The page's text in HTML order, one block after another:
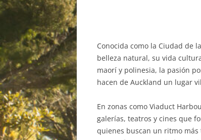
Conocida como la Ciudad de
belleza natural, su vida
maorí y polinesia, la pasión
hacen de Auckland un lugar
En zonas como Viaduct
galerías, teatros y cines que
quienes buscan un ritmo más